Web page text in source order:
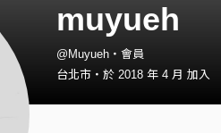
muyueh
@Muyueh・會員
台北市・於 2018 年 4 月 加入